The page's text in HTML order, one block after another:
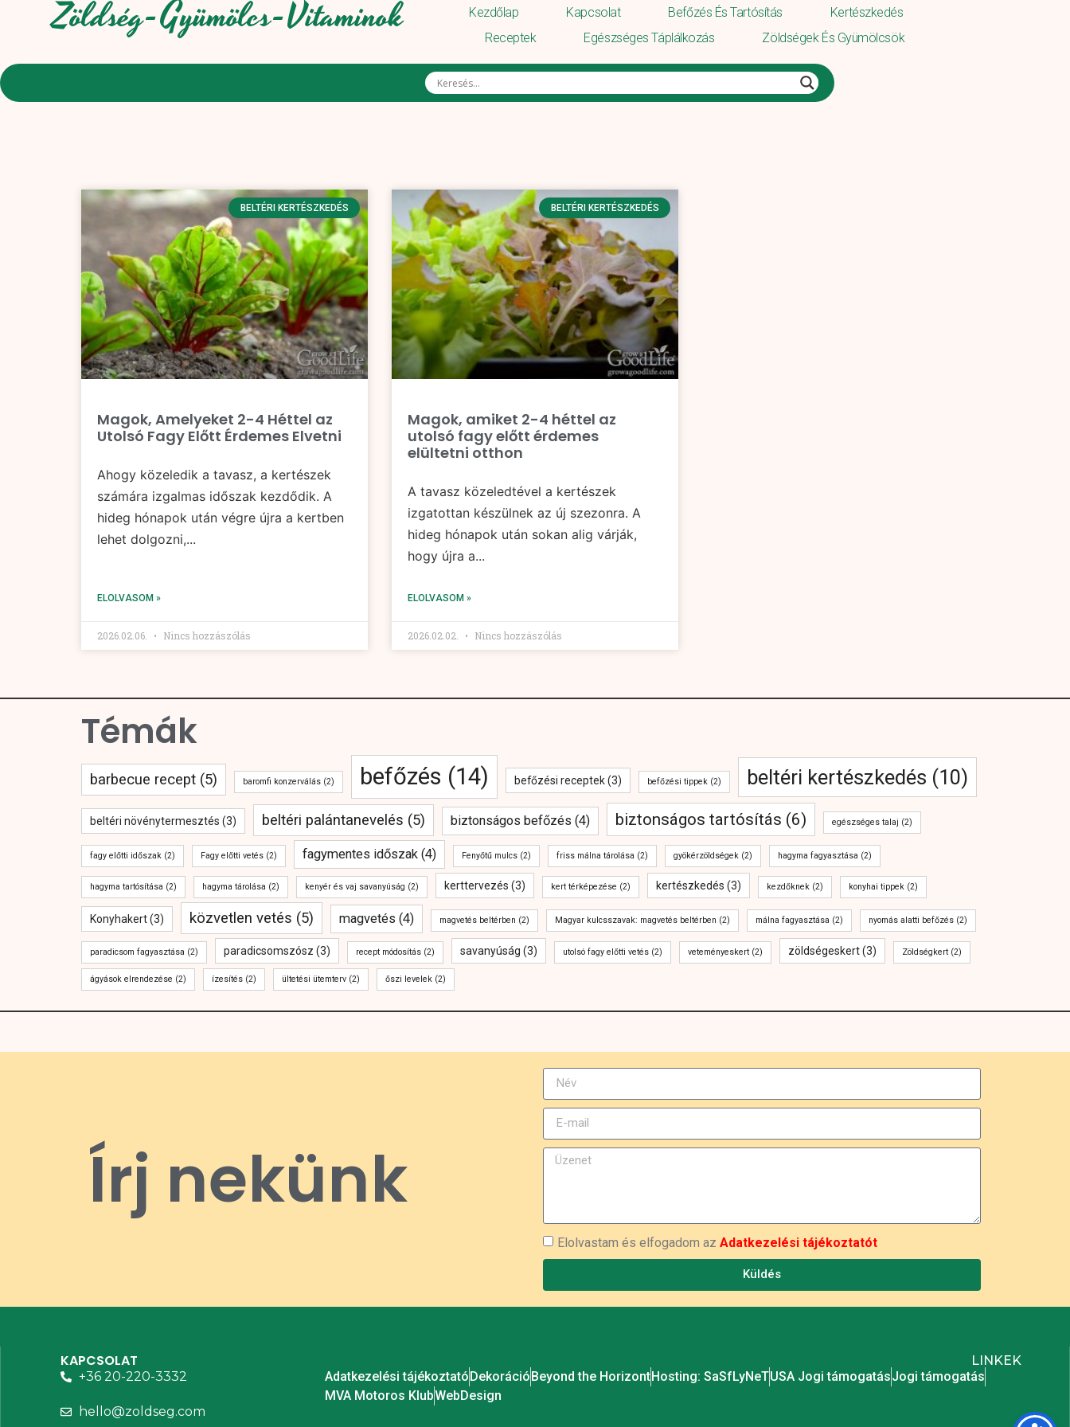
Zöldség-Gyümölcs-Vitaminok Kezdőlap Kapcsolat Befőzés És Tartósítás
Kertészkedés
Receptek
Egészséges Táplálkozás Zöldségek És Gyümölcsök
BELTÉRI KERTÉSZKEDÉS
Magok, Amelyeket 2-4 Héttel az
Utolsó Fagy Előtt Érdemes Elvetni
Ahogy közeledik a tavasz, a kertészek
számára izgalmas időszak kezdődik. A
hideg hónapok után végre újra a kertben
lehet dolgozni,...
ELOLVASOM »
2026.02.06. Nincs hozzászólás
BELTÉRI KERTÉSZKEDÉS
Magok, amiket 2-4 héttel az
utolsó fagy előtt érdemes
elültetni otthon
A tavasz közeledtével a kertészek
izgatottan készülnek az új szezonra. A
hideg hónapok után sokan alig várják,
hogy újra a...
ELOLVASOM »
2026.02.02. Nincs hozzászólás
Témák
barbecue recept (5) baromfi konzerválás (2) befőzés (14) befőzési receptek(3) befőzési tippek (2) beltéri kertészkedés (10)
beltéri növénytermesztés (3) beltéri palántanevelés (5) biztonságos befőzés (4) biztonságos tartósítás (6) egészséges talaj (2)
fagy előtti időszak (2) Fagy előtti vetés (2) fagymentes időszak (4) Fenyőtű mulcs (2) friss málna tárolása (2) gyökérzöldségek (2) hagyma fagyasztása (2)
hagyma tartósítása (2) hagyma tárolása (2) kenyér és vaj savanyúság (2) kerttervezés (3) kert térképezése (2) kertészkedés (3) kezdőknek (2) konyhai tippek (2)
Konyhakert(3) közvetlen vetés (5) magvetés (4) magvetés beltérben (2) Magyar kulcsszavak: magvetés beltérben (2) málna fagyasztása (2) nyomás alatti befőzés (2)
paradicsom fagyasztása (2) paradicsomszósz (3) recept módosítás (2) savanyúság (3) utolsó fagy előtti vetés (2) veteményeskert (2) zöldségeskert(3) Zöldségkert (2)
ágyások elrendezése (2) ízesítés (2) ültetési ütemterv (2) őszi levelek (2)
Írj nekünk
Elolvastam és elfogadom az Adatkezelési tájékoztatót
Küldés
KAPCSOLAT
+36 20-220-3332
hello@zoldseg.com
LINKEK
Adatkezelési tájékoztatóDekorációBeyond the HorizontHosting: SaSfLyNeTUSA Jogi támogatásJogi támogatás
MVA Motoros KlubWebDesign